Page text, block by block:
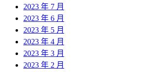
2023 年 7 月
2023 年 6 月
2023 年 5 月
2023 年 4 月
2023 年 3 月
2023 年 2 月